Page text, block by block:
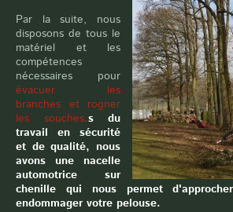
Par la suite, nous
disposons de tous le
matériel et les
compétences
nécessaires pour
évacuer les
branches et rogner
les souches.s du
travail en sécurité
et de qualité, nous
avons une nacelle
automotrice sur
chenille qui nous permet
endommager votre pelouse.